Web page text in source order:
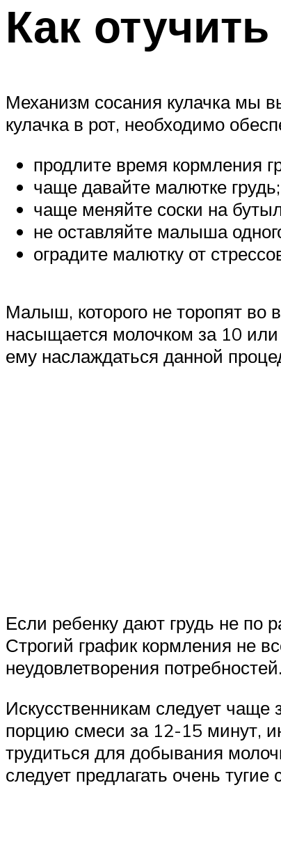
Как
Механизм сосания кулачка мы
кулачка в рот, необходимо
продлите время кормления
чаще давайте малютке грудь;
чаще меняйте соски на
не оставляйте малыша
оградите малютку от
Малыш, которого не торопят во
насыщается молочком за 10
ему наслаждаться данной
Если ребенку дают грудь не по
Строгий график кормления не
неудовлетворения потребностей.
Искусственникам следует
порцию смеси за 12-15 минут,
трудиться для добывания
следует предлагать очень